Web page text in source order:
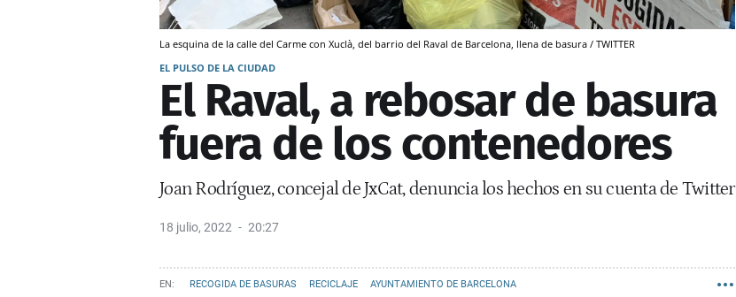
La esquina de la calle del Carme con Xuclà, del barrio del Raval de Barcelona, llena de basura / TWITTER
EL PULSO DE LA CIUDAD
El Raval, a rebosar de basura
fuera de los contenedores
Joan Rodríguez, concejal de JxCat, denuncia los hechos en su cuenta de Twitter
18 julio, 2022 20:27
RECOGIDA DE BASURAS RECICLAJE AYUNTAMIENTO DE BARCELONA